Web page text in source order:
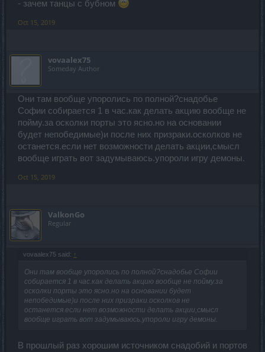
- зачем танцы с бубном
Oct 15, 2019
vovaalex75
Someday Author
Они там вообще упоролись по полной?снадобье
Софии собирается 1 в час.как делать акцию вообще не
пойму.за осколки порты это ясно.но на основании
будет непобедимые)и после них призраки.осколков не
останется.если нет возможности делать акции,смысл
вообще играть вот задумываюсь.упороли игру демоны.
Oct 15, 2019
ValkonGo
Regular
vovaalex75 said: ↑
Они там вообще упоролись по полной?снадобье Софии
собирается 1 в час.как делать акцию вообще не пойму.за
осколки порты это ясно.но на основании будет
непобедимые)и после них призраки.осколков не
останется.если нет возможности делать акции,смысл
вообще играть вот задумываюсь.упороли игру демоны.
В прошлый раз хорошим источником снадобий и портов